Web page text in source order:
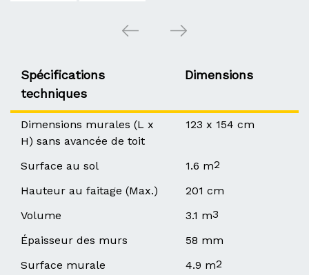
Spécifications
techniques
Dimensions
Dimensions murales (L x
H) sans avancée de toit
123 x 154 cm
Surface au sol 1.6 m2
Hauteur au faitage (Max.)
201 cm
Volume
3.1 m3
Épaisseur des murs
58 mm
Surface murale
4.9 m2